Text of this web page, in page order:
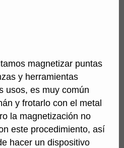
magnetizar puntas
y herramientas
usos, es muy común
y frotarlo con el metal
la magnetización no
este procedimiento, así
hacer un dispositivo